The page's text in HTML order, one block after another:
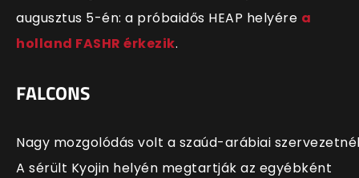
augusztus 5-én: a próbaidős HEAP helyére a
holland FASHR érkezik.
FALCONS
Nagy mozgolódás volt a szaúd-arábiai
A sérült Kyojin helyén megtartják az egyébként